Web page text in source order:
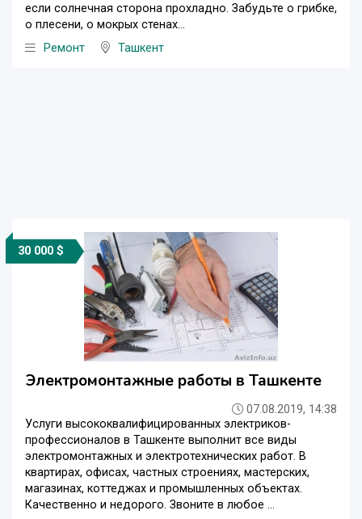
если солнечная сторона прохладно. Забудьте о грибке,
о плесени, о мокрых стенах...
Ремонт
Ташкент
30 000 $
Электромонтажные работы в Ташкенте
07.08.2019, 14:38
Услуги высококвалифицированных электриков-
профессионалов в Ташкенте выполнит все виды
электромонтажных и электротехнических работ. В
квартирах, офисах, частных строениях, мастерских,
магазинах, коттеджах и промышленных объектах.
Качественно и недорого. Звоните в любое ...